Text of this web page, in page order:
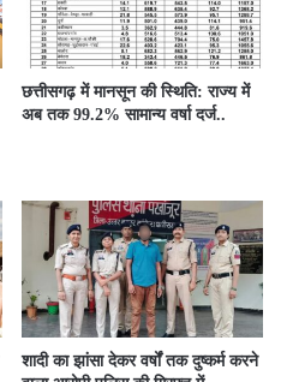
छत्तीसगढ़ में मानसून की स्थिति: राज्य में
अब तक 99.2% सामान्य वर्षा दर्ज..
शादी का झांसा देकर वर्षों तक दुष्कर्म करने